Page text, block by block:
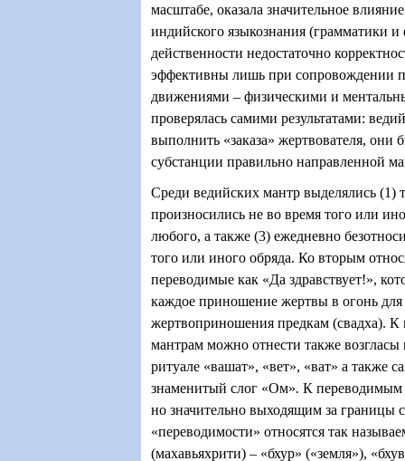
масштабе, оказала значительное
индийского языкознания (грамматики
действенности недостаточно
эффективны лишь при сопровождении
движениями – физическими и
проверялась самими результатами:
выполнить «заказа» жертвователя, они
субстанции правильно направленной
Среди ведийских мантр выделялись (1)
произносились не во время того или
любого, а также (3) ежедневно
того или иного обряда. Ко вторым
переводимые как «Да здравствует!»,
каждое приношение жертвы в огонь для
жертвоприношения предкам (свадха).
мантрам можно отнести также возгласы
ритуале «вашат», «вет», «ват» а также
знаменитый слог «Ом». К переводимым
но значительно выходящим за границы
«переводимости» относятся так
(махавьяхрити) – «бхур» («земля»),